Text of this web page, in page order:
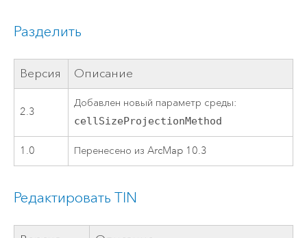
Разделить
Версия Описание
2.3
Добавлен новый параметр среды:
cellSizeProjectionMethod
1.0 Перенесено из ArcMap 10.3
Редактировать TIN